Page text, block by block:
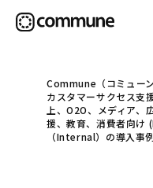
Communeにつ
Commune（コミューン
カスタマーサクセス支
上、O2O、メディア、
援、教育、消費者向
（Internal）の導入事例